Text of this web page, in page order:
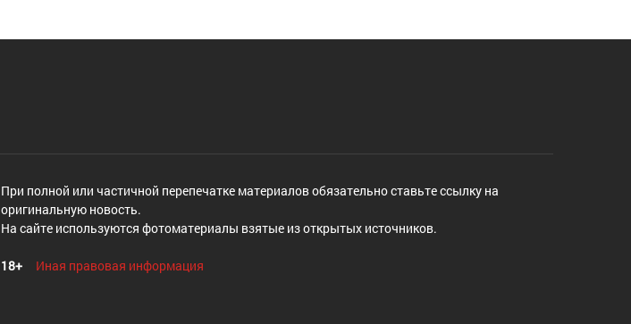
При полной или частичной перепечатке материалов обязательно ставьте ссылку на
оригинальную новость.
На сайте используются фотоматериалы взятые из открытых источников.
18+ Иная правовая информация